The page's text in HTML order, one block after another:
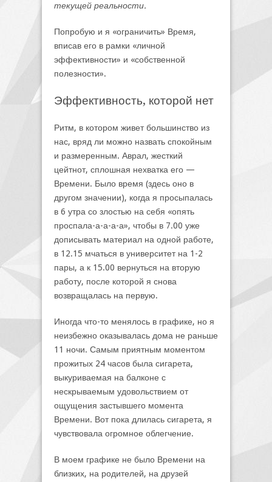
текущей реальности.
Попробую и я «ограничить» Время,
вписав его в рамки «личной
эффективности» и «собственной
полезности».
Эффективность, которой нет
Ритм, в котором живет большинство из
нас, вряд ли можно назвать спокойным
и размеренным. Аврал, жесткий
цейтнот, сплошная нехватка его —
Времени. Было время (здесь оно в
другом значении), когда я просыпалась
в 6 утра со злостью на себя «опять
проспала-а-а-а-а», чтобы в 7.00 уже
дописывать материал на одной работе,
в 12.15 мчаться в университет на 1-2
пары, а к 15.00 вернуться на вторую
работу, после которой я снова
возвращалась на первую.
Иногда что-то менялось в графике, но я
неизбежно оказывалась дома не раньше
11 ночи. Самым приятным моментом
прожитых 24 часов была сигарета,
выкуриваемая на балконе с
нескрываемым удовольствием от
ощущения застывшего момента
Времени. Вот пока длилась сигарета, я
чувствовала огромное облегчение.
В моем графике не было Времени на
близких, на родителей, на друзей